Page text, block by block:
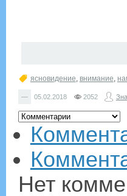
ясновидение, внимание,
— 05.02.2018 2052
Нет